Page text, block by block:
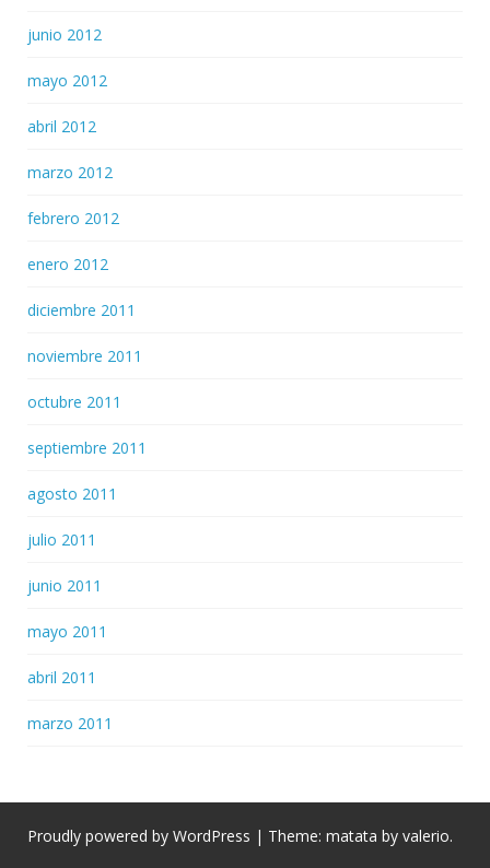
junio 2012
mayo 2012
abril 2012
marzo 2012
febrero 2012
enero 2012
diciembre 2011
noviembre 2011
octubre 2011
septiembre 2011
agosto 2011
julio 2011
junio 2011
mayo 2011
abril 2011
marzo 2011
Proudly powered by WordPress | Theme: matata by valerio.